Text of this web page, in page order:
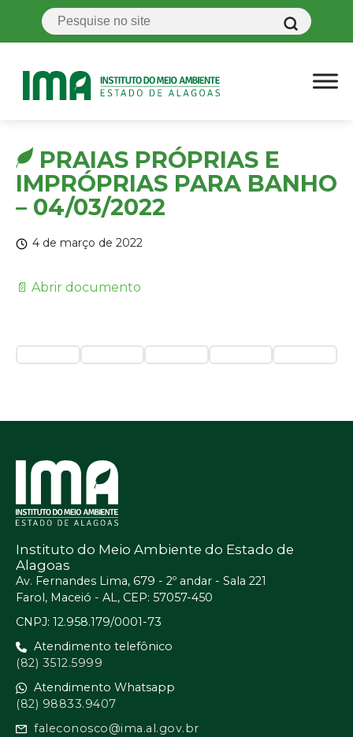
PRAIAS PRÓPRIAS E
IMPRÓPRIAS PARA BANHO
– 04/03/2022
4 de março de 2022
📄 Abrir documento
Instituto do Meio Ambiente do Estado de
Alagoas
Av. Fernandes Lima, 679 - 2º andar - Sala 221
Farol, Maceió - AL, CEP: 57057-450
CNPJ: 12.958.179/0001-73
Atendimento telefônico
(82) 3512.5999
Atendimento Whatsapp
(82) 98833.9407
faleconosco@ima.al.gov.br